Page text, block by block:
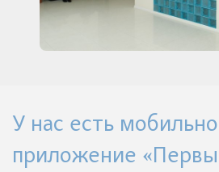
У нас есть
приложение